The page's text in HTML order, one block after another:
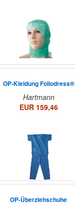
OP-Kleidung Foliodress®
Hartmann
EUR 159,46
OP-Überziehschuhe